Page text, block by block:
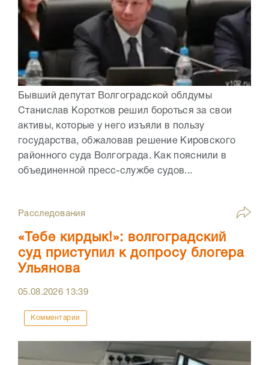
Бывший депутат Волгоградской облдумы
Станислав Коротков решил бороться за свои
активы, которые у него изъяли в пользу
государства, обжаловав решение Кировского
районного суда Волгограда. Как пояснили в
объединенной пресс-службе судов...
Расследования
«Тебе кирдык!»: волгоградский
суд приступил к допросу блогера
Ульянова
05.08.2026 13:39
Комментарии